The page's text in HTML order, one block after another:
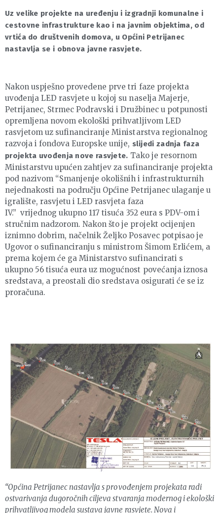
Uz velike projekte na uređenju i izgradnji komunalne i
cestovne infrastrukture kao i na javnim objektima, od
vrtića do društvenih domova, u Općini Petrijanec
nastavlja se i obnova javne rasvjete.
Nakon uspješno provedene prve tri faze projekta
uvođenja LED rasvjete u kojoj su naselja Majerje,
Petrijanec, Strmec Podravski i Družbinec u potpunosti
opremljena novom ekološki prihvatljivom LED
rasvjetom uz sufinanciranje Ministarstva regionalnog
razvoja i fondova Europske unije, slijedi zadnja faza
projekta uvođenja nove rasvjete. Tako je resornom
Ministarstvu upućen zahtjev za sufinanciranje projekta
pod nazivom “Smanjenje okolišnih i infrastrukturnih
nejednakosti na području Općine Petrijanec ulaganje u
igralište, rasvjetu i LED rasvjeta faza
IV.” vrijednog ukupno 117 tisuća 352 eura s PDV-om i
stručnim nadzorom. Nakon što je projekt ocijenjen
iznimno dobrim, načelnik Željko Posavec potpisao je
Ugovor o sufinanciranju s ministrom Šimom Erlićem, a
prema kojem će ga Ministarstvo sufinancirati s
ukupno 56 tisuća eura uz mogućnost povećanja iznosa
sredstava, a preostali dio sredstava osigurati će se iz
proračuna.
“Općina Petrijanec nastavlja s provođenjem projekata radi
ostvarivanja dugoročnih ciljeva stvaranja modernog i ekološki
prihvatljivog modela sustava javne rasvjete. Nova i